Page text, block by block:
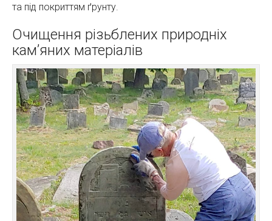
та під покриттям ґрунту.
Очищення різьблених природніх
кам’яних матеріалів